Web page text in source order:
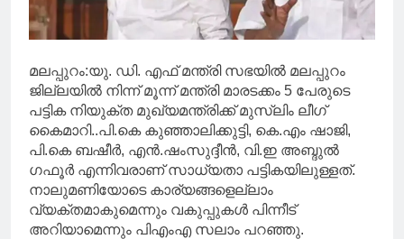
മലപ്പുറം:യു. ഡി. എഫ് മന്ത്രി സഭയിൽ മലപ്പുറം
ജില്ലയിൽ നിന്ന് മൂന്ന് മന്ത്രി മാരടക്കം 5 പേരുടെ
പട്ടിക നിയുക്ത മുഖ്യമന്ത്രിക്ക് മുസ്‌ലിം ലീഗ്
കൈമാറി..പി.കെ കുഞ്ഞാലിക്കുട്ടി, കെ.എം ഷാജി,
പി.കെ ബഷീർ, എൻ.ഷംസുദ്ദീൻ, വി.ഇ അബ്ദുൽ
ഗഫൂർ എന്നിവരാണ് സാധ്യതാ പട്ടികയിലുള്ളത്.
നാലുമണിയോടെ കാര്യങ്ങളെല്ലാം
വ്യക്തമാകുമെന്നും വകുപ്പുകൾ പിന്നീട്
അറിയാമെന്നും പിഎംഎ സലാം പറഞ്ഞു.